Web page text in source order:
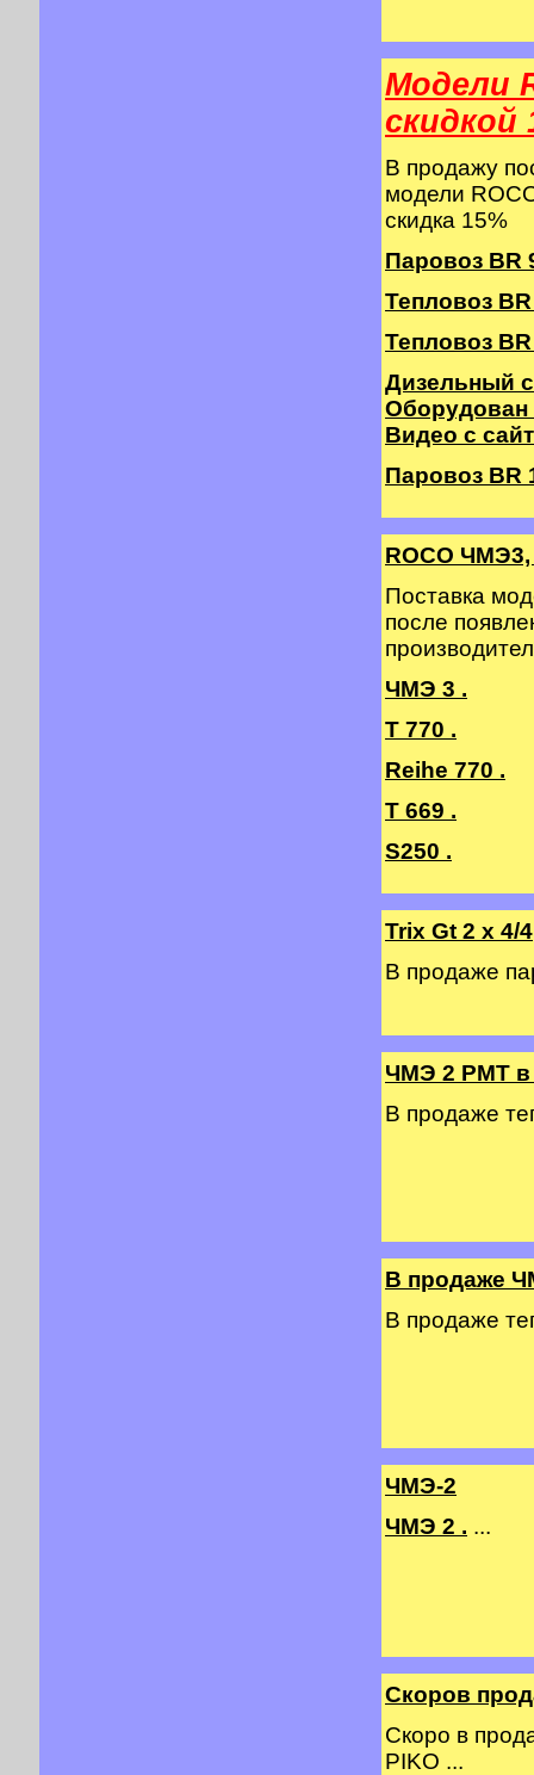
Модели
cкидкой
В продажу
модели
скидка 15%
Паровоз BR
Тепловоз
Тепловоз
Дизельный
Оборудован
Видео с
Паровоз BR
ROCO ЧМЭ3,
Поставка
после
ЧМЭ 3 .
T 770 .
Reihe 770 .
T 669 .
S250 .
Trix Gt 2 х 4/4
В продаже
ЧМЭ 2 PMT
В продаже
В продаже
В продаже
ЧМЭ-2
ЧМЭ 2 . ...
Скоров
Скоро в
PIKO ...